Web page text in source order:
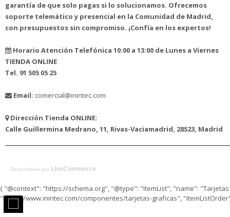
garantía de que solo pagas si lo solucionamos. Ofrecemos
soporte telemático y presencial en la Comunidad de Madrid,
con presupuestos sin compromiso. ¡Confía en los expertos!
Horario Atención Telefónica 10:00 a 13:00 de Lunes a Viernes
TIENDA ONLINE
Tel. 91 505 05 25
Email: comercial@inintec.com
Dirección Tienda ONLINE:
Calle Guillermina Medrano, 11, Rivas-Vaciamadrid, 28523, Madrid
Desarrollado por LiveCommerce
{ "@context": "https://schema.org", "@type": "ItemList", "name":
"https://www.inintec.com/componentes/tarjetas-graficas",